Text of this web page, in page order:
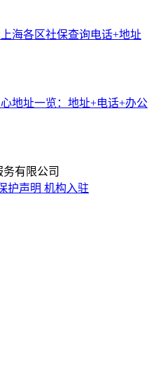
海各区社保查询电话+地址
地址一览：地址+电话+办公
务有限公司
护声明 机构入驻